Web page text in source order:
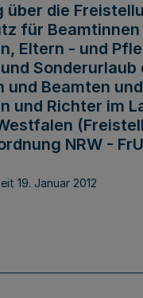
über die
für Beamtinnen
Eltern - und
Sonderurlaub
und Beamten und
und Richter im
NRW -
19. Januar 2012